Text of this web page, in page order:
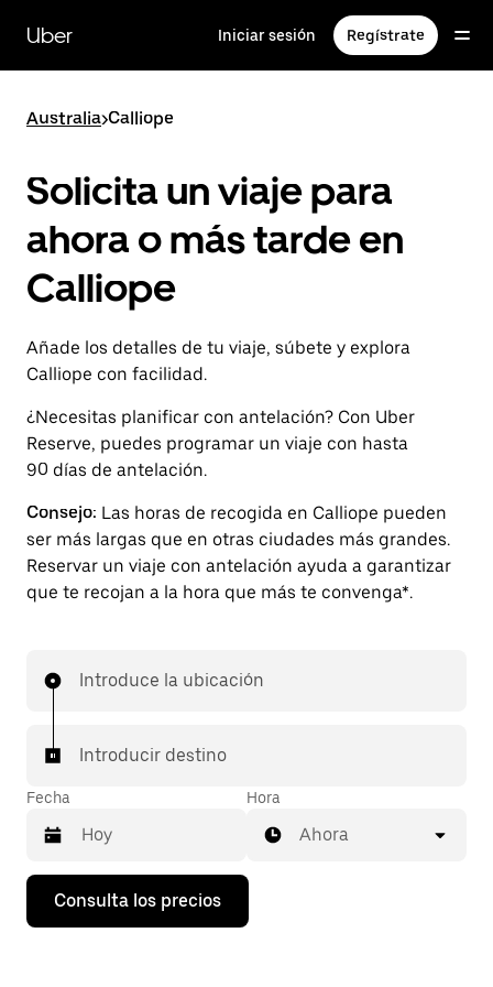
contenido
principal
Uber Iniciar sesión Regístrate
Australia>Calliope
Solicita un viaje para
ahora o más tarde en
Calliope
Añade los detalles de tu viaje, súbete y explora
Calliope con facilidad.
¿Necesitas planificar con antelación? Con Uber
Reserve, puedes programar un viaje con hasta
90 días de antelación.
Consejo: Las horas de recogida en Calliope pueden
ser más largas que en otras ciudades más grandes.
Reservar un viaje con antelación ayuda a garantizar
que te recojan a la hora que más te convenga*.
Introduce la ubicación
Introducir destino
Fecha
Pulsa
flecha
Hora
Ahora
Consulta los precios